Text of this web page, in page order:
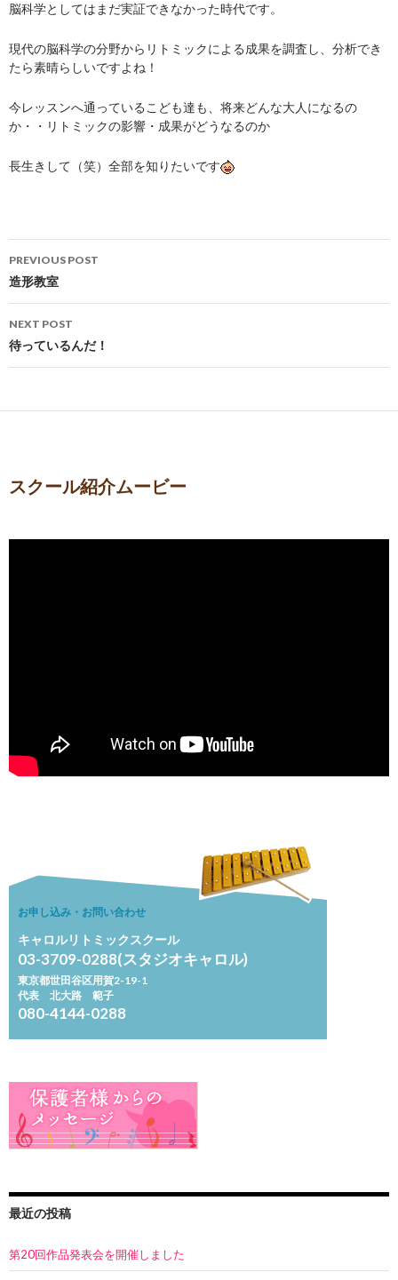
脳科学としてはまだ実証できなかった時代です。
現代の脳科学の分野からリトミックによる成果を調査し、分析でき
たら素晴らしいですよね！
今レッスンへ通っているこども達も、将来どんな大人になるの
か・・リトミックの影響・成果がどうなるのか
長生きして（笑）全部を知りたいです
Post
navigation
PREVIOUS POST
造形教室
NEXT POST
待っているんだ！
スクール紹介ムービー
お申し込み・お問い合わせ
キャロルリトミックスクール
03-3709-0288(スタジオキャロル)
東京都世田谷区用賀2-19-1
代表 北大路 範子
080-4144-0288
最近の投稿
第20回作品発表会を開催しました